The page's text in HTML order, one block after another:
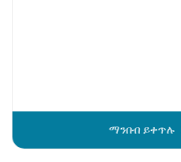
ማንበብ ይቀጥሉ